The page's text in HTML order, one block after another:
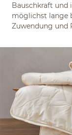
Bauschkraft und
möglichst lange
Zuwendung und